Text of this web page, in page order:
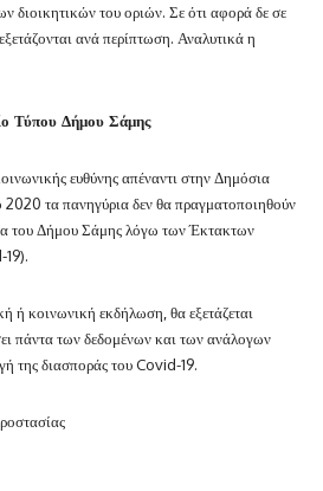
διοικητικών του οριών. Σε ότι αφορά δε σε
ανά περίπτωση. Αναλυτικά η
Τύπου Δήμου Σάμης
ευθύνης απέναντι στην Δημόσια
2020 τα πανηγύρια δεν θα πραγματοποιηθούν
του Δήμου Σάμης λόγω των Έκτακτων
ή κοινωνική εκδήλωση, θα εξετάζεται
πάντα των δεδομένων και των ανάλογων
της διασποράς του Covid-19.